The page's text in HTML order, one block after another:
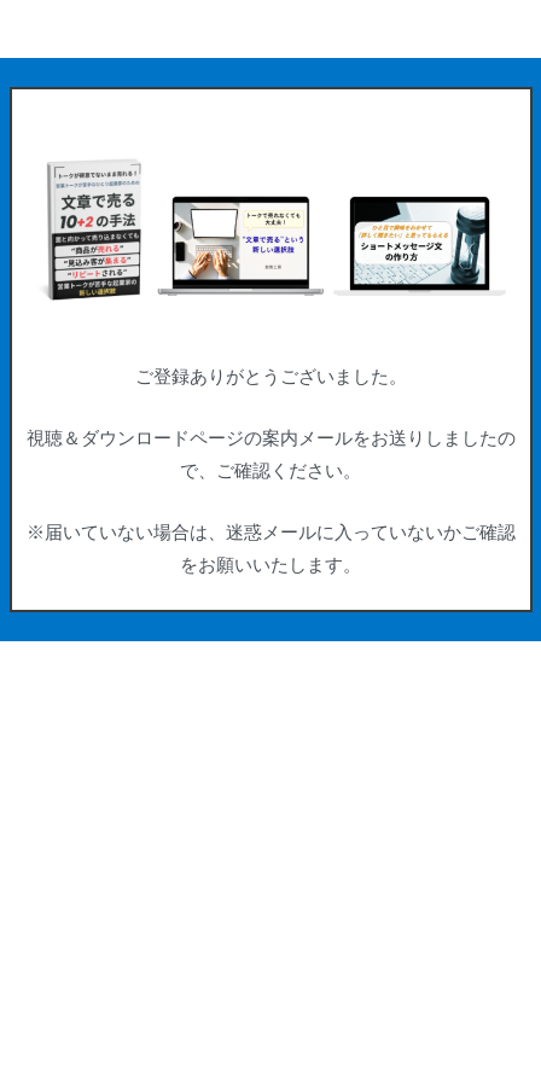
ご登録ありがとうございました。
視聴＆ダウンロードページの案内メールをお送りしましたの
で、ご確認ください。
※届いていない場合は、迷惑メールに入っていないかご確認
をお願いいたします。